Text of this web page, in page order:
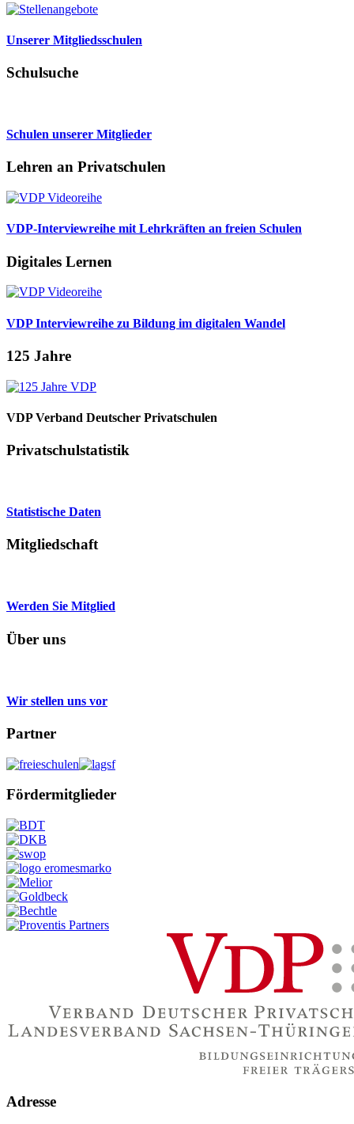
Unserer Mitgliedsschulen
Schulsuche
Schulen unserer Mitglieder
Lehren an Privatschulen
VDP-Interviewreihe mit Lehrkräften an freien Schulen
Digitales Lernen
VDP Interviewreihe zu Bildung im digitalen Wandel
125 Jahre
VDP Verband Deutscher Privatschulen
Privatschulstatistik
Statistische Daten
Mitgliedschaft
Werden Sie Mitglied
Über uns
Wir stellen uns vor
Partner
Fördermitglieder
Adresse